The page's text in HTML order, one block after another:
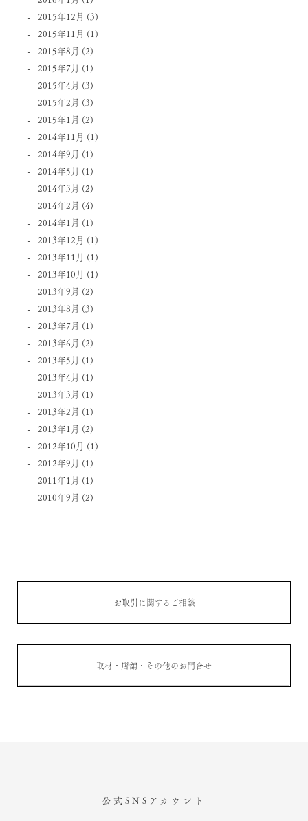
2015年12月 (3)
2015年11月 (1)
2015年8月 (2)
2015年7月 (1)
2015年4月 (3)
2015年2月 (3)
2015年1月 (2)
2014年11月 (1)
2014年9月 (1)
2014年5月 (1)
2014年3月 (2)
2014年2月 (4)
2014年1月 (1)
2013年12月 (1)
2013年11月 (1)
2013年10月 (1)
2013年9月 (2)
2013年8月 (3)
2013年7月 (1)
2013年6月 (2)
2013年5月 (1)
2013年4月 (1)
2013年3月 (1)
2013年2月 (1)
2013年1月 (2)
2012年10月 (1)
2012年9月 (1)
2011年1月 (1)
2010年9月 (2)
お取引に関するご相談
取材・店舗・その他のお問合せ
公式SNSアカウント